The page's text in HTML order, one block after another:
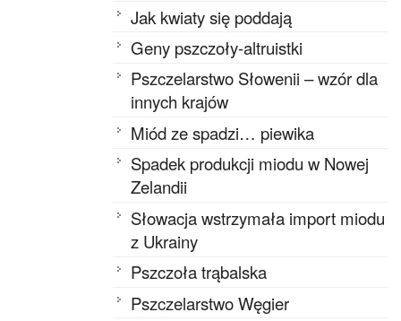
Jak kwiaty się poddają
Geny pszczoły-altruistki
Pszczelarstwo Słowenii – wzór dla
innych krajów
Miód ze spadzi… piewika
Spadek produkcji miodu w Nowej
Zelandii
Słowacja wstrzymała import miodu
z Ukrainy
Pszczoła trąbalska
Pszczelarstwo Węgier